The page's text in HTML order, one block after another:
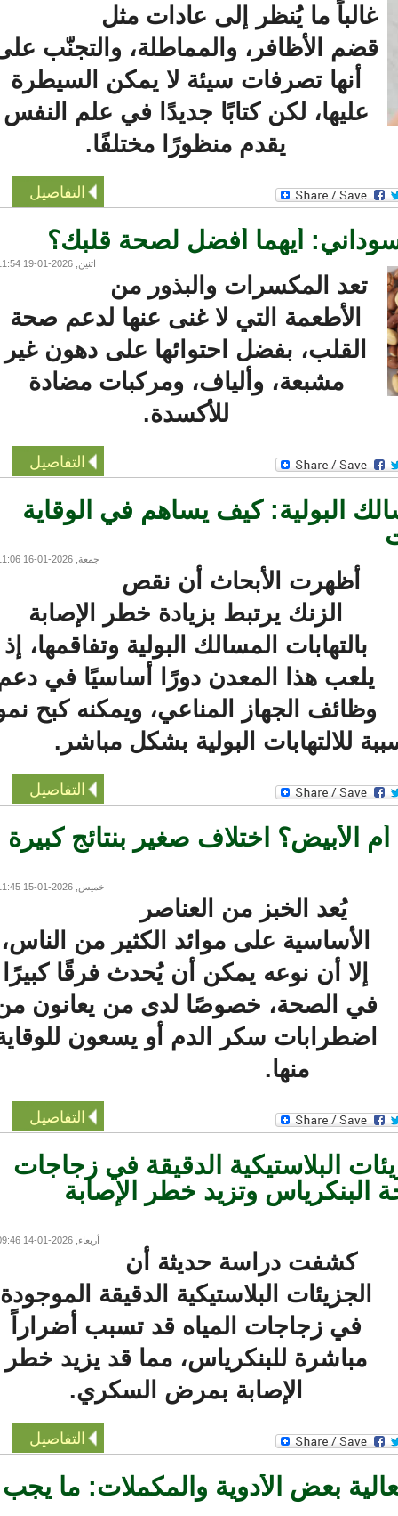
غالباً ما يُنظر إلى عادات مثل
قضم الأظافر، والمماطلة، والتجنّب على
أنها تصرفات سيئة لا يمكن السيطرة
عليها، لكن كتابًا جديدًا في علم النفس
يقدم منظورًا مختلفًا.
التفاصيل
أيهما أفضل لصحة قلبك؟
اثنين, 2026-01-19 11:54
تعد المكسرات والبذور من
الأطعمة التي لا غنى عنها لدعم صحة
القلب، بفضل احتوائها على دهون غير
مشبعة، وألياف، ومركبات مضادة
للأكسدة.
التفاصيل
البولية: كيف يساهم في الوقاية
جمعة, 2026-01-16 11:06
أظهرت الأبحاث أن نقص
الزنك يرتبط بزيادة خطر الإصابة
بالتهابات المسالك البولية وتفاقمها، إذ
يلعب هذا المعدن دورًا أساسيًا في دعم
وظائف الجهاز المناعي، ويمكنه كبح نمو
للالتهابات البولية بشكل مباشر.
التفاصيل
الأبيض؟ اختلاف صغير بنتائج كبيرة
خميس, 2026-01-15 11:45
يُعد الخبز من العناصر
الأساسية على موائد الكثير من الناس،
إلا أن نوعه يمكن أن يُحدث فرقًا كبيرًا
في الصحة، خصوصًا لدى من يعانون من
اضطرابات سكر الدم أو يسعون للوقاية
منها.
التفاصيل
البلاستيكية الدقيقة في زجاجات
وتزيد خطر الإصابة
أربعاء, 2026-01-14 09:46
كشفت دراسة حديثة أن
الجزيئات البلاستيكية الدقيقة الموجودة
في زجاجات المياه قد تسبب أضراراً
مباشرة للبنكرياس، مما قد يزيد خطر
الإصابة بمرض السكري.
التفاصيل
بعض الأدوية والمكملات: ما يجب